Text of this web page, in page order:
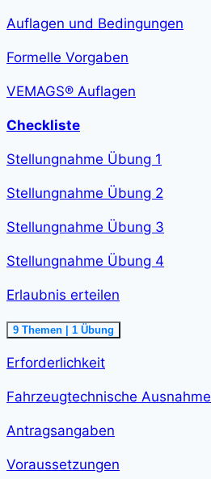
step-
h
36
</span>
Auflagen und Bedingungen
Formelle Vorgaben
VEMAGS® Auflagen
Checkliste
Stellungnahme Übung 1
Stellungnahme Übung 2
Stellungnahme Übung 3
Stellungnahme Übung 4
Erlaubnis erteilen
Ausklappen
Erlaubnis
erteilen<span
step-
h
13
</span>
9 Themen 1 Übung
Erforderlichkeit
Fahrzeugtechnische Ausnahme
Antragsangaben
Voraussetzungen